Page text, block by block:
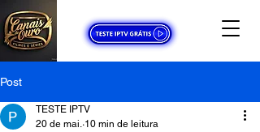
Post
TESTE IPTV
20 de mai. 10 min de leitura